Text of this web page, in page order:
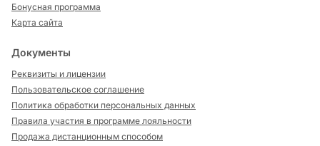
Бонусная программа
Карта сайта
Документы
Реквизиты и лицензии
Пользовательское соглашение
Политика обработки персональных данных
Правила участия в программе лояльности
Продажа дистанционным способом